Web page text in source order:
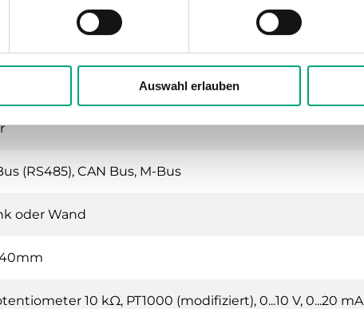
Auswahl erlauben
LCD, 4 Zeilen mit 20 Zeichen
(RS485), CAN Bus, M-Bus
oder Wand
10 kΩ, PT1000 (modifiziert), 0...10 V, 0...20 mA